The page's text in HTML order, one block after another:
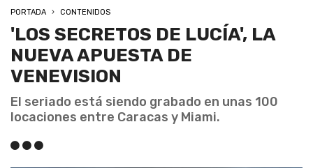
PORTADA CONTENIDOS
'LOS SECRETOS DE LUCÍA', LA
NUEVA APUESTA DE
VENEVISION
El seriado está siendo grabado en unas 100
locaciones entre Caracas y Miami.